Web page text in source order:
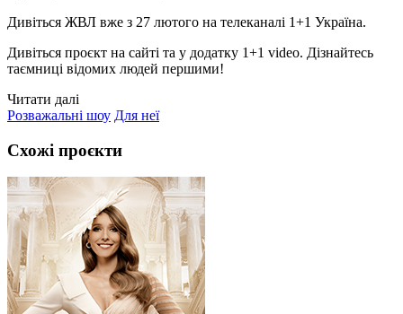
Дивіться ЖВЛ вже з 27 лютого на телеканалі 1+1 Україна.
Дивіться проєкт на сайті та у додатку 1+1 video. Дізнайтесь
таємниці відомих людей першими!
Читати далі
Розважальні шоу Для неї
Схожі проєкти